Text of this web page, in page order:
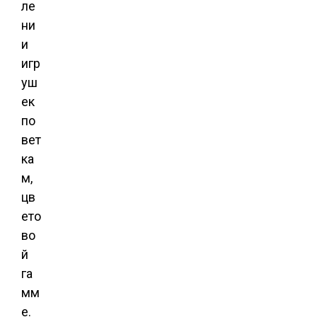
ле
ни
и
игр
уш
ек
по
вет
ка
м,
цв
ето
во
й
га
мм
е.